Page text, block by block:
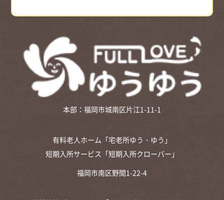
本部：福岡市城南区片江1-11-1
有料老人ホーム「宅老所ゆう・ゆう」
短期入所サービス「短期入所クローバー」
福岡市南区野間1-22-4